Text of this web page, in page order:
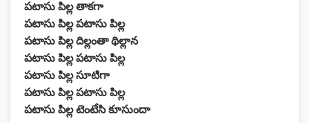
పటాసు పిల్ల తాకగా
పటాసు పిల్ల పటాసు పిల్ల
పటాసు పిల్ల దిల్లంతా థిల్లాన
పటాసు పిల్ల పటాసు పిల్ల
పటాసు పిల్ల సూటిగా
పటాసు పిల్ల పటాసు పిల్ల
పటాసు పిల్ల టెంటేసి కూసుందా